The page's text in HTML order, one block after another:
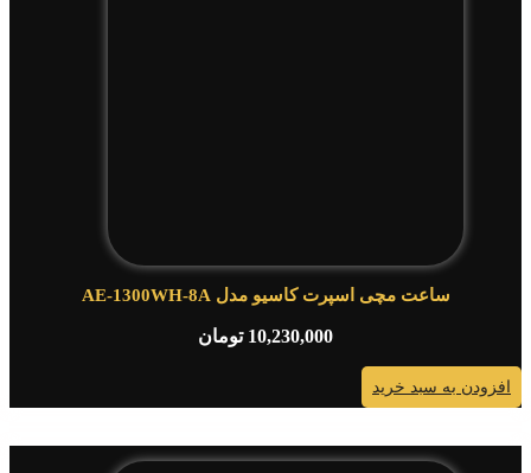
ساعت مچی اسپرت کاسیو مدل AE-1300WH-8A
10,230,000 تومان
افزودن به سبد خرید